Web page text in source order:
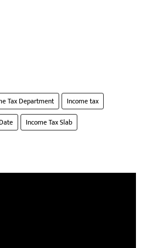
Tax Department
Income tax
Income Tax Slab